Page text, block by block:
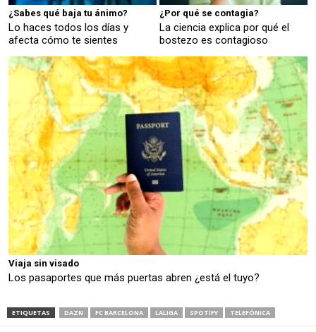
¿Sabes qué baja tu ánimo?
Lo haces todos los días y
afecta cómo te sientes
¿Por qué se contagia?
La ciencia explica por qué el
bostezo es contagioso
Viaja sin visado
Los pasaportes que más puertas abren ¿está el tuyo?
ETIQUETAS DAZN FC BARCELONA LALIGA SPOTIFY TELEFÓNICA